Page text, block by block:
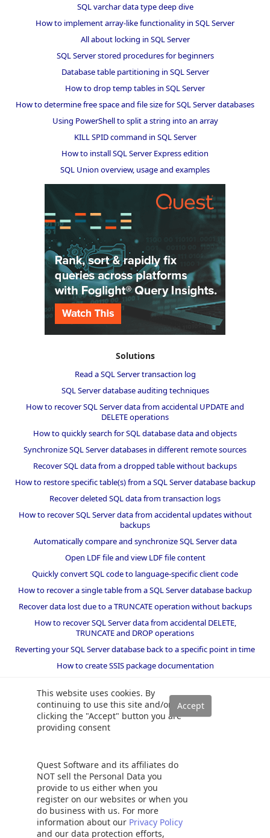
This website uses cookies. By
continuing to use this site and/or
clicking the "Accept" button you are
providing consent
Quest Software and its affiliates do
NOT sell the Personal Data you
provide to us either when you
register on our websites or when you
do business with us. For more
information about our Privacy Policy
and our data protection efforts,
SQL varchar data type deep dive
How to implement array-like functionality in SQL Server
All about locking in SQL Server
SQL Server stored procedures for beginners
Database table partitioning in SQL Server
How to drop temp tables in SQL Server
How to determine free space and file size for SQL Server databases
Using PowerShell to split a string into an array
KILL SPID command in SQL Server
How to install SQL Server Express edition
SQL Union overview, usage and examples
Solutions
Read a SQL Server transaction log
SQL Server database auditing techniques
How to recover SQL Server data from accidental UPDATE and
DELETE operations
How to quickly search for SQL database data and objects
Synchronize SQL Server databases in different remote sources
Recover SQL data from a dropped table without backups
How to restore specific table(s) from a SQL Server database backup
Recover deleted SQL data from transaction logs
How to recover SQL Server data from accidental updates without
backups
Automatically compare and synchronize SQL Server data
Open LDF file and view LDF file content
Quickly convert SQL code to language-specific client code
How to recover a single table from a SQL Server database backup
Recover data lost due to a TRUNCATE operation without backups
How to recover SQL Server data from accidental DELETE,
TRUNCATE and DROP operations
Reverting your SQL Server database back to a specific point in time
How to create SSIS package documentation
How to restore a SQL Server database backup to an older version
of SQL Server
Helpers and best practices
SQL code smells rules
SQL Server wait types